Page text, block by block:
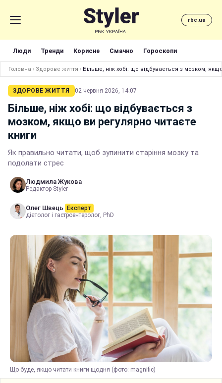
rbc.ua
Люди Тренди Корисне Смачно Гороскопи
Головна › Здорове життя › Більше, ніж хобі: що відбувається з мозком,
ЗДОРОВЕ ЖИТТЯ 02 червня 2026, 14:07
Більше, ніж хобі: що відбувається з
мозком, якщо ви регулярно читаєте
книги
Як правильно читати, щоб зупинити старіння мозку та
подолати стрес
Людмила Жукова
Редактор Styler
Олег Швець Експерт
дієтолог і гастроентеролог, PhD
Що буде, якщо читати книги щодня (фото: magnific)